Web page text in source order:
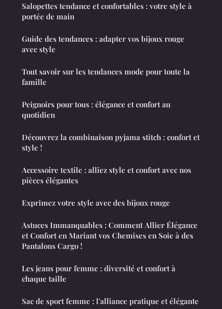
Salopettes tendance et confortables : votre style à
portée de main
Guide des tendances : adapter vos bijoux rouge
avec style
Tout savoir sur les tendances mode pour toute la
famille
Peignoirs pour tous : élégance et confort au
quotidien
Découvrez la combinaison pyjama stitch : confort et
style !
Accessoire textile : alliez style et confort avec nos
pièces élégantes
Exprimez votre style avec des bijoux rouge
Astuces Immanquables : Comment Allier Élégance
et Confort en Mariant vos Chemises en Soie à des
Pantalons Cargo !
Les jeans pour femme : diversité et confort à
chaque taille
Sac de sport femme : l'alliance pratique et élégante